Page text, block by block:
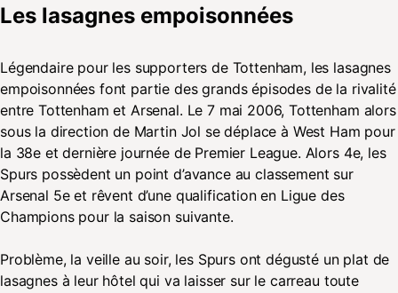
Les lasagnes empoisonnées
Légendaire pour les supporters de Tottenham, les lasagnes
empoisonnées font partie des grands épisodes de la rivalité
entre Tottenham et Arsenal. Le 7 mai 2006, Tottenham alors
sous la direction de Martin Jol se déplace à West Ham pour
la 38e et dernière journée de Premier League. Alors 4e, les
Spurs possèdent un point d’avance au classement sur
Arsenal 5e et rêvent d’une qualification en Ligue des
Champions pour la saison suivante.
Problème, la veille au soir, les Spurs ont dégusté un plat de
lasagnes à leur hôtel qui va laisser sur le carreau toute